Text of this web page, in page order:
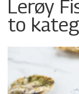
Lerøy
to